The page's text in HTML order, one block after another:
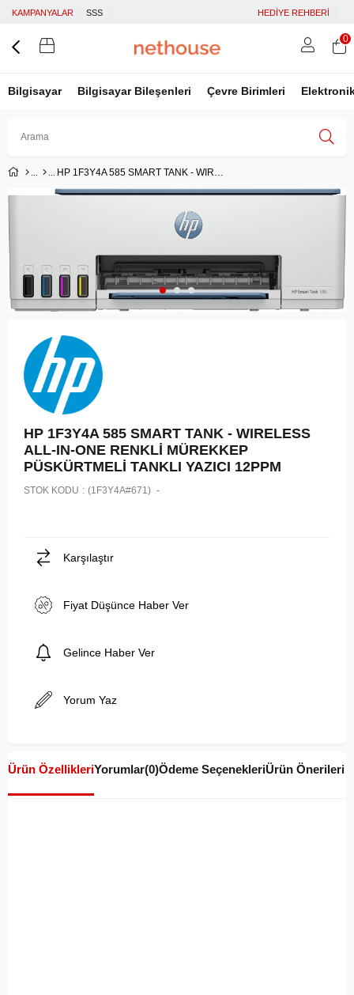
KAMPANYALAR SSS HEDİYE REHBERİ
Bilgisayar Bilgisayar Bileşenleri Çevre Birimleri
Google İle Bağlan
0
HP 1F3Y4A 585 SMART TANK - WIRELESS ALL-IN-ONE RENKLİ MÜREKKEP PÜSKÜRTMELİ TANKLI YAZICI 12PPM
HP 1F3Y4A 585 SMART TANK - WIRELESS
ALL-IN-ONE RENKLİ MÜREKKEP
PÜSKÜRTMELİ TANKLI YAZICI 12PPM
STOK KODU (1F3Y4A#671)
Karşılaştır
Fiyat Düşünce Haber Ver
Gelince Haber Ver
Yorum Yaz
Ürün ÖzellikleriYorumlar(0)Ödeme SeçenekleriÜrün Önerileri